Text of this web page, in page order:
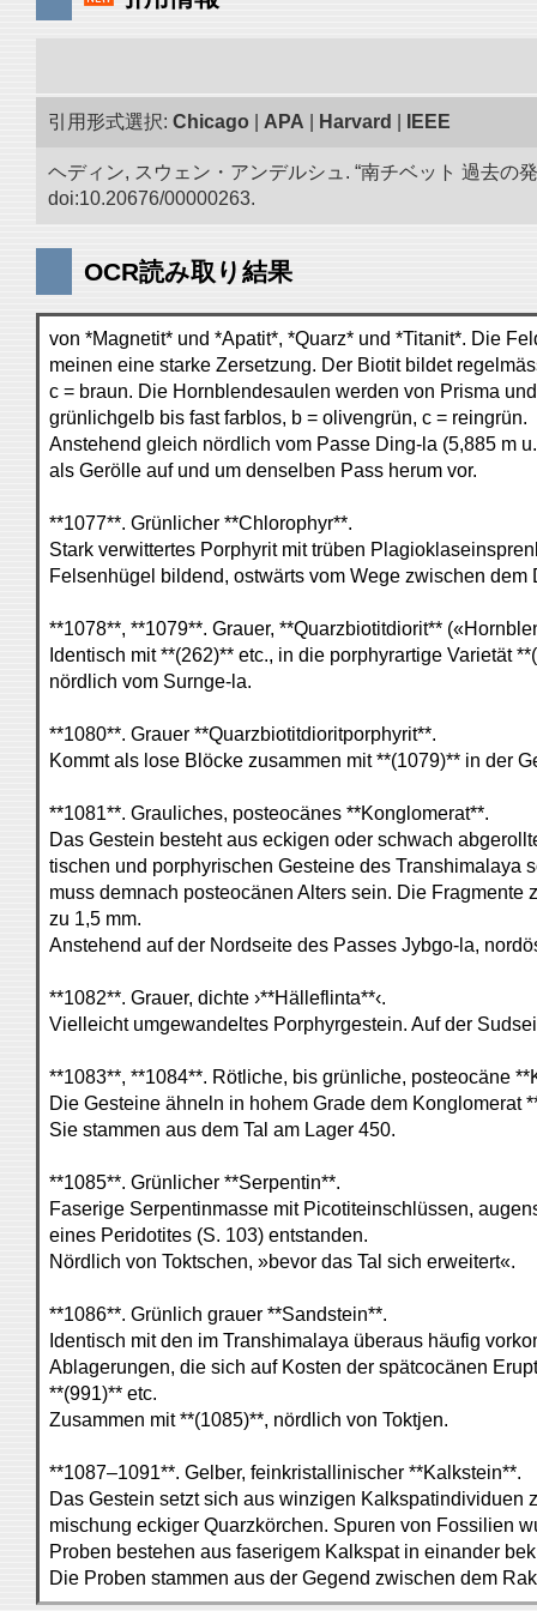
引用形式選択: Chicago APA Harvard IEEE
ヘディン, スウェン・アンデルシュ. “南チベット 過去の
doi:10.20676/00000263.
OCR読み取り結果
von *Magnetit* und *Apatit*, *Quarz* und *Titanit*. Die
meinen eine starke Zersetzung. Der Biotit bildet
c = braun. Die Hornblendesaulen werden von Prisma
grünlichgelb bis fast farblos, b = olivengrün, c = reingrün.
Anstehend gleich nördlich vom Passe Ding-la (5,885 m
als Gerölle auf und um denselben Pass herum vor.
**1077**. Grünlicher **Chlorophyr**.
Stark verwittertes Porphyrit mit trüben
Felsenhügel bildend, ostwärts vom Wege zwischen dem
**1078**, **1079**. Grauer, **Quarzbiotitdiorit**
Identisch mit **(262)** etc., in die porphyrartige Varietät
nördlich vom Surnge-la.
**1080**. Grauer **Quarzbiotitdioritporphyrit**.
Kommt als lose Blöcke zusammen mit **(1079)** in der
**1081**. Grauliches, posteocänes **Konglomerat**.
Das Gestein besteht aus eckigen oder schwach
tischen und porphyrischen Gesteine des Transhimalaya
muss demnach posteocänen Alters sein. Die Fragmente
zu 1,5 mm.
Anstehend auf der Nordseite des Passes Jybgo-la,
**1082**. Grauer, dichte ›**Hälleflinta**‹.
Vielleicht umgewandeltes Porphyrgestein. Auf der
**1083**, **1084**. Rötliche, bis grünliche, posteocäne
Die Gesteine ähneln in hohem Grade dem Konglomerat
Sie stammen aus dem Tal am Lager 450.
**1085**. Grünlicher **Serpentin**.
Faserige Serpentinmasse mit Picotiteinschlüssen,
eines Peridotites (S. 103) entstanden.
Nördlich von Toktschen, »bevor das Tal sich erweitert«.
**1086**. Grünlich grauer **Sandstein**.
Identisch mit den im Transhimalaya überaus häufig
Ablagerungen, die sich auf Kosten der spätcocänen
**(991)** etc.
Zusammen mit **(1085)**, nördlich von Toktjen.
**1087–1091**. Gelber, feinkristallinischer **Kalkstein**.
Das Gestein setzt sich aus winzigen Kalkspatindividuen
mischung eckiger Quarzkörchen. Spuren von Fossilien
Proben bestehen aus faserigem Kalkspat in einander
Die Proben stammen aus der Gegend zwischen dem